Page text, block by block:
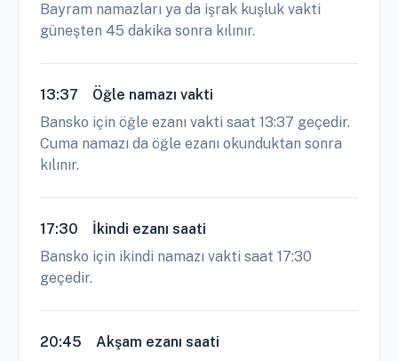
Bayram namazları ya da işrak kuşluk vakti
güneşten 45 dakika sonra kılınır.
13:37
Öğle namazı vakti
Bansko için öğle ezanı vakti saat 13:37 geçedir.
Cuma namazı da öğle ezanı okunduktan sonra
kılınır.
17:30
İkindi ezanı saati
Bansko için ikindi namazı vakti saat 17:30
geçedir.
20:45
Akşam ezanı saati